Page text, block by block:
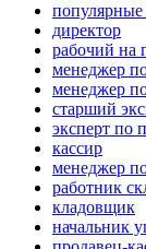
популярные
директор
рабочий на
менеджер
менеджер
старший
эксперт по
кассир
менеджер
работник
кладовщик
начальник